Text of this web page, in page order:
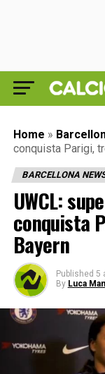
Home »
conquista Parigi,
BARCELLONA
UWCL:
conquista
Bayern
Published 5
By Luca